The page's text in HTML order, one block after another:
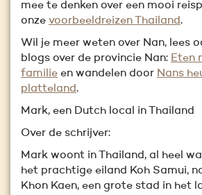
mee te denken over een mooi
onze voorbeeldreizen Thailand.
Wil je meer weten over Nan, lees
blogs over de provincie Nan: Eten
familie en wandelen door Nans
platteland.
Mark, een Dutch local in Thailand
Over de schrijver:
Mark woont in Thailand, al heel
het prachtige eiland Koh Samui,
Khon Kaen, een grote stad in het